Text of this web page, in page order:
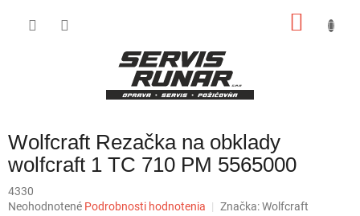
Wolfcraft Rezačka na obklady
wolfcraft 1 TC 710 PM 5565000
4330
Priemerné
Neohodnotené Podrobnosti hodnotenia Značka:Wolfcraft